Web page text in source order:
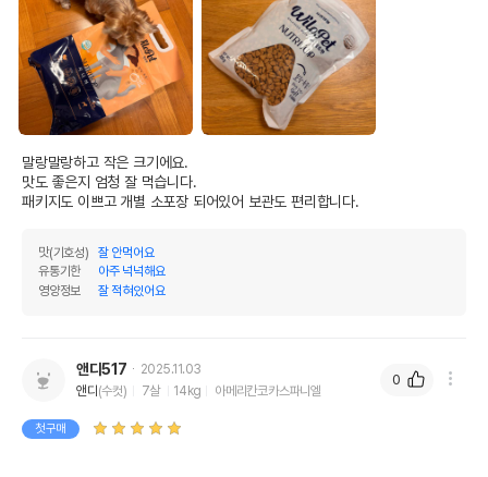
말랑말랑하고 작은 크기에요.
맛도 좋은지 엄청 잘 먹습니다.
패키지도 이쁘고 개별 소포장 되어있어 보관도 편리합니다.
맛(기호성)
잘 안먹어요
유통기한
아주 넉넉해요
영양정보
잘 적혀있어요
앤디517
2025.11.03
앤디(수컷) 7살 14kg 아메리칸코카스파니엘
첫구매
0